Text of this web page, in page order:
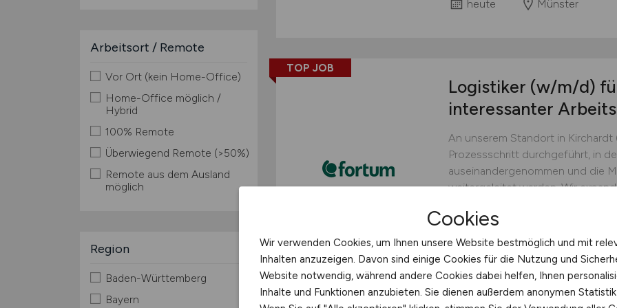
Arbeitsort / Remote
Vor Ort (kein Home-Office)
Home-Office möglich /
Hybrid
100% Remote
Überwiegend Remote (>50%)
Remote aus dem Ausland
möglich
Region
Baden-Württemberg
Bayern
heute Münster
TOP JOB
Logistiker (w/m/d)
interessanter
An unserem Standort in
Prozessschritt durchgeführt, in
auseinandergenommen und die
weitergeleitet werden. Wir
gut funktionierendes
engagierten und
Fortum Batterie Recycling
heute Kirchardt
Cookies
Wir verwenden Cookies, um Ihnen unsere Website bestmöglich und mit
Inhalten anzuzeigen. Davon sind einige Cookies für die Nutzung und
Website notwendig, während andere Cookies dabei helfen, Ihnen
Inhalte und Funktionen anzubieten. Sie dienen außerdem anonymen